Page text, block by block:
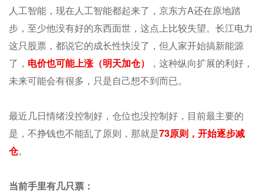
人工智能，现在人工智能都起来了，京东方A还在原地踏
步，至少他没有好的东西面世，这点上比较失望。长江电力
这只股票，都说它的成长性快没了，但人家开始搞新能源
了， 电价也可能上涨（明天加仓）
，这种纵向扩展的利好，
未来可能会有很多，只是自己想不到而已。
最近几日情绪没控制好，仓位也没控制好，目前最主要的
是，不挣钱也不能乱了原则，那就是73原则，开始逐步减
仓。
当前手里有几只票：